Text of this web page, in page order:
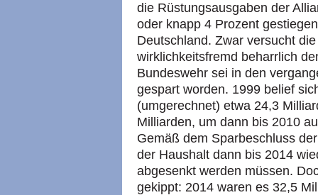
die Rüstungsausgaben der
oder knapp 4 Prozent
Deutschland. Zwar versucht
wirklichkeitsfremd beharrlich
Bundeswehr sei in den
gespart worden. 1999 belief
(umgerechnet) etwa 24,3
Milliarden, um dann bis 2010
Gemäß dem Sparbeschluss
der Haushalt dann bis 2014
abgesenkt werden müssen.
gekippt: 2014 waren es 32,5